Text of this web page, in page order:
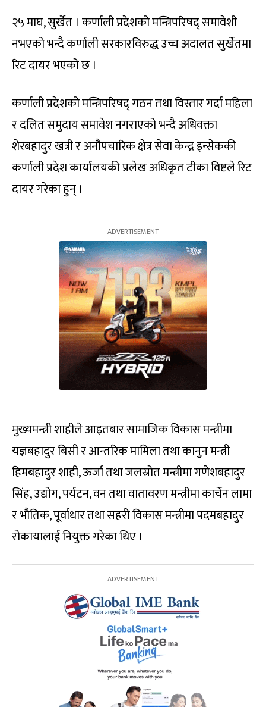
२५ माघ, सुर्खेत । कर्णाली प्रदेशको मन्त्रिपरिषद्‌ समावेशी
नभएको भन्दै कर्णाली सरकारविरुद्ध उच्च अदालत सुर्खेतमा
रिट दायर भएको छ ।
कर्णाली प्रदेशको मन्त्रिपरिषद् गठन तथा विस्तार गर्दा महिला
र दलित समुदाय समावेश नगराएको भन्‍दै अधिवक्ता
शेरबहादुर खत्री र अनौपचारिक क्षेत्र सेवा केन्द्र इन्सेककी
कर्णाली प्रदेश कार्यालयकी प्रलेख अधिकृत टीका विष्टले रिट
दायर गरेका हुन् ।
मुख्यमन्त्री शाहीले आइतबार सामाजिक विकास मन्त्रीमा
यज्ञबहादुर बिसी र आन्तरिक मामिला तथा कानुन मन्त्री
हिमबहादुर शाही, ऊर्जा तथा जलस्रोत मन्त्रीमा गणेशबहादुर
सिंह, उद्योग, पर्यटन, वन तथा वातावरण मन्त्रीमा कार्चेन लामा
र भौतिक, पूर्वाधार तथा सहरी विकास मन्त्रीमा पदमबहादुर
रोकायालाई नियुक्त गरेका थिए ।